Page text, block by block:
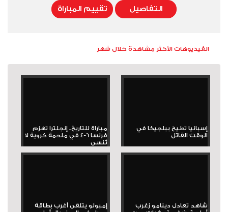
التفاصيل تقييم المباراة
الفيديوهات الأكثر مشاهدة خلال شهر
إسبانيا تطيح ببلجيكا في
الوقت القاتل
مباراة للتاريخ.. إنجلترا تهزم
فرنسا 6-4 في ملحمة كروية لا
تُنسى
شاهد تعادل دينامو زغرب
إمبولو يتلقى أغرب بطاقة